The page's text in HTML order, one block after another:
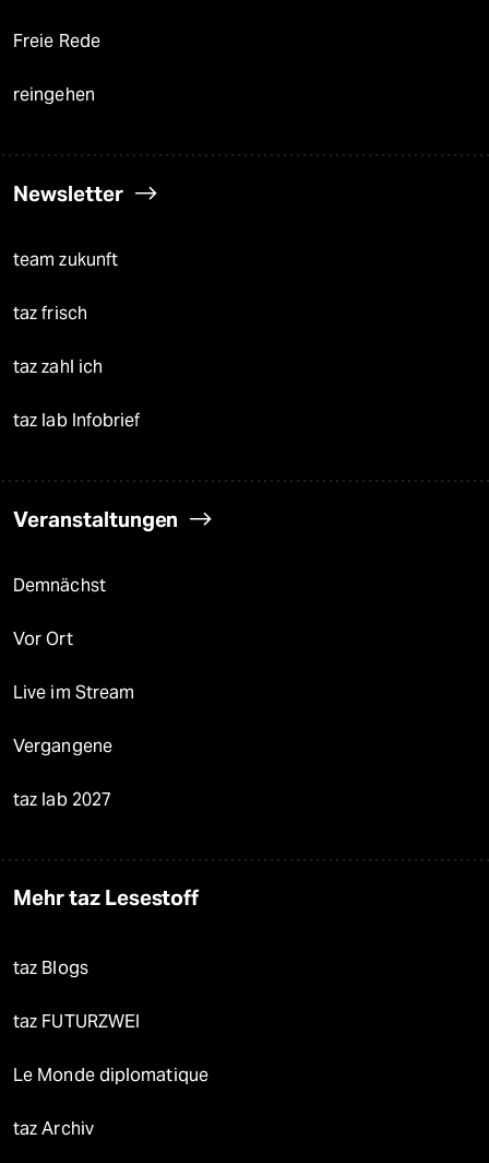
Freie Rede
reingehen
Newsletter
team zukunft
taz frisch
taz zahl ich
taz lab Infobrief
Veranstaltungen
Demnächst
Vor Ort
Live im Stream
Vergangene
taz lab 2027
Mehr taz Lesestoff
taz Blogs
taz FUTURZWEI
Le Monde diplomatique
taz Archiv